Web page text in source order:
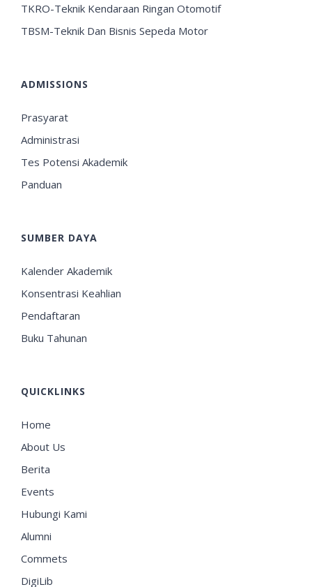
TKRO-Teknik Kendaraan Ringan Otomotif
TBSM-Teknik Dan Bisnis Sepeda Motor
ADMISSIONS
Prasyarat
Administrasi
Tes Potensi Akademik
Panduan
SUMBER DAYA
Kalender Akademik
Konsentrasi Keahlian
Pendaftaran
Buku Tahunan
QUICKLINKS
Home
About Us
Berita
Events
Hubungi Kami
Alumni
Commets
DigiLib